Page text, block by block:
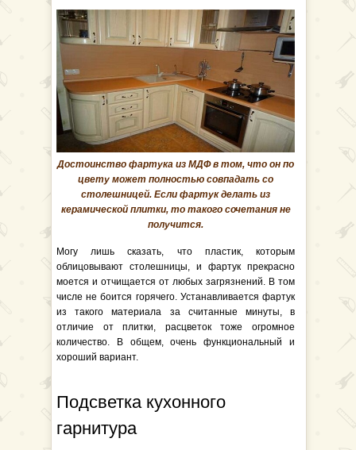
Достоинство фартука из МДФ в том, что он по
цвету может полностью совпадать со
столешницей. Если фартук делать из
керамической плитки, то такого сочетания не
получится.
Могу лишь сказать, что пластик, которым
облицовывают столешницы, и фартук прекрасно
моется и отчищается от любых загрязнений. В том
числе не боится горячего. Устанавливается фартук
из такого материала за считанные минуты, в
отличие от плитки, расцветок тоже огромное
количество. В общем, очень функциональный и
хороший вариант.
Подсветка кухонного
гарнитура